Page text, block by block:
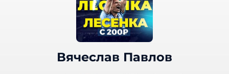
Вячеслав Павлов